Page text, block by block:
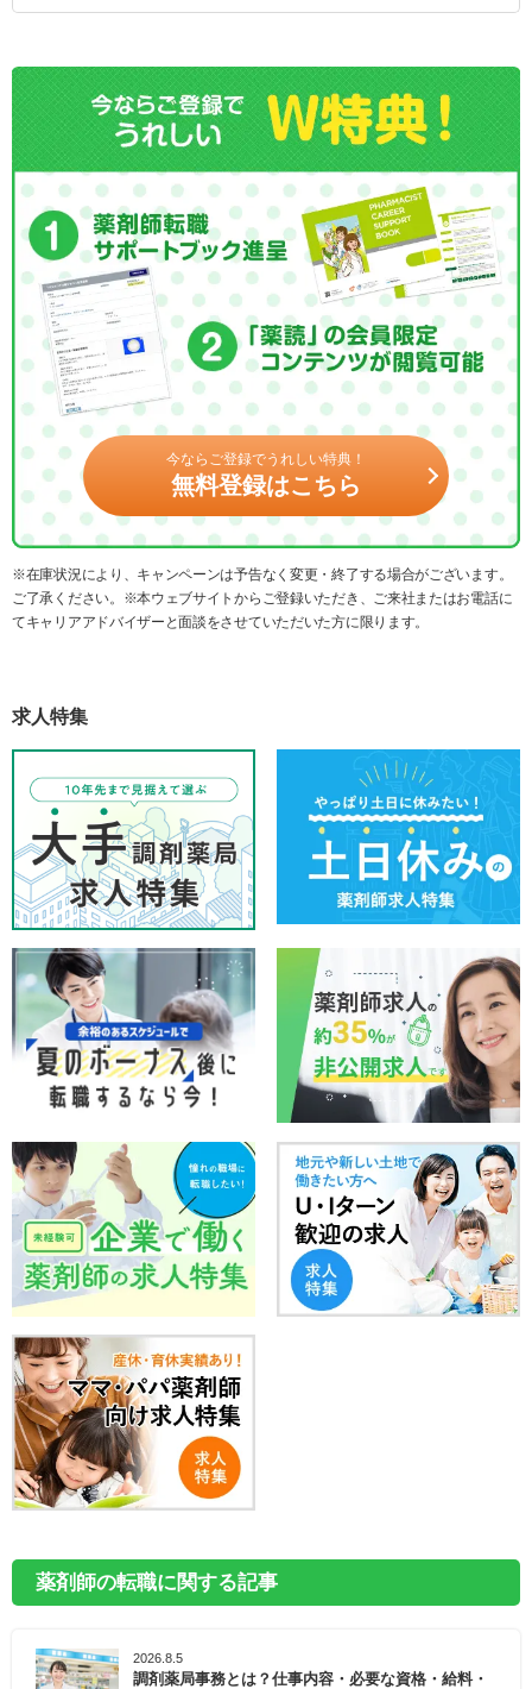
今ならご登録でうれしい特典！
無料登録はこちら
※在庫状況により、キャンペーンは予告なく変更・終了する場合がございます。
ご了承ください。※本ウェブサイトからご登録いただき、ご来社またはお電話に
てキャリアアドバイザーと面談をさせていただいた方に限ります。
求人特集
薬剤師の転職に関する記事
2026.8.5
調剤薬局事務とは？仕事内容・必要な資格・給料・